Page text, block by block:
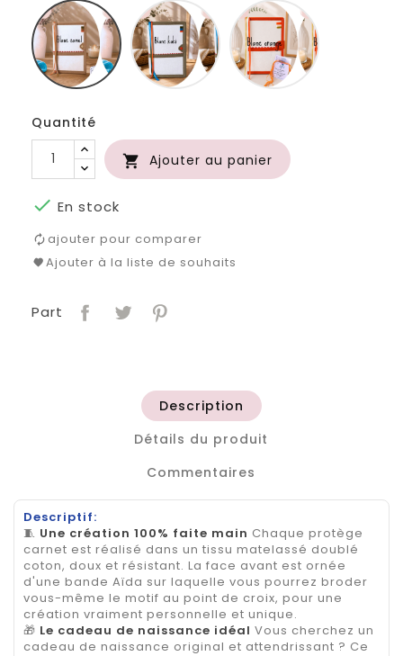
Blanc
camel
Blanc
kaki
Quantité
 Ajouter au panier
 En stock
ajouter pour comparer
Ajouter à la liste de souhaits
Part
Description
Détails du produit
Commentaires
Descriptif:
🧵 Une création 100% faite main Chaque protège
carnet est réalisé dans un tissu matelassé doublé
coton, doux et résistant. La face avant est ornée
d'une bande Aïda sur laquelle vous pourrez broder
vous-même le motif au point de croix, pour une
création vraiment personnelle et unique.
🎁 Le cadeau de naissance idéal Vous cherchez un
cadeau de naissance original et attendrissant ? Ce